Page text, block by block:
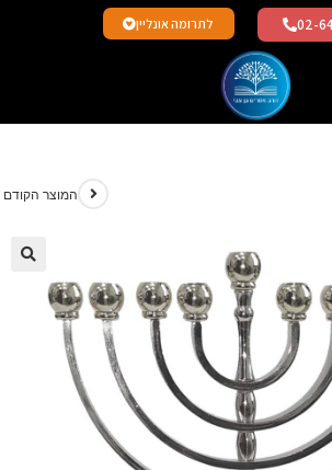
לתרומה אונליין 02-
המוצר הקודם